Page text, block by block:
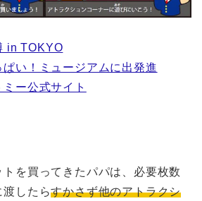
in TOKYO
ぱい！ミュージアムに出発進
ー公式サイト
を買ってきたパパは、必要枚数
渡したらすかさず他のアトラクシ